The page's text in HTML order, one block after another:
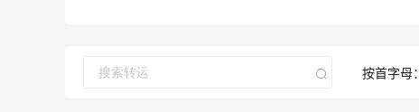
按首字母：